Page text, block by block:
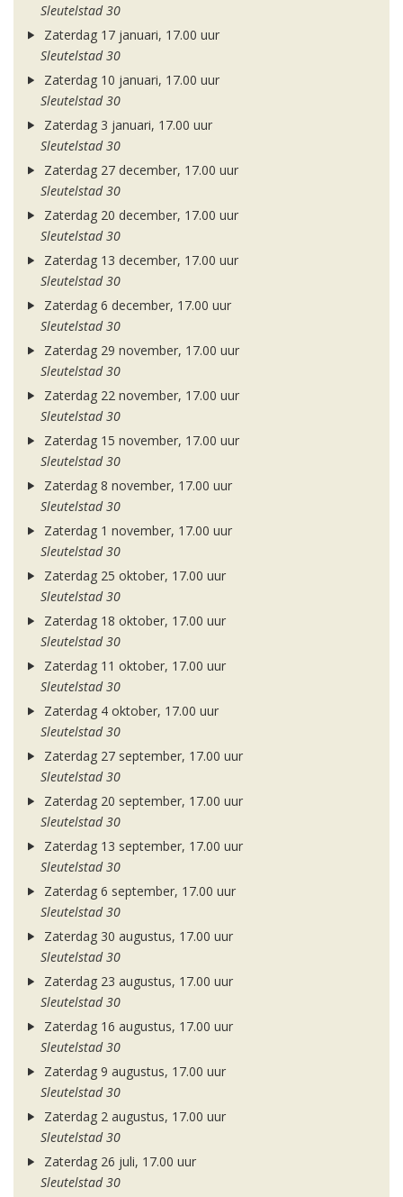
Sleutelstad 30
Zaterdag 17 januari, 17.00 uur
Sleutelstad 30
Zaterdag 10 januari, 17.00 uur
Sleutelstad 30
Zaterdag 3 januari, 17.00 uur
Sleutelstad 30
Zaterdag 27 december, 17.00 uur
Sleutelstad 30
Zaterdag 20 december, 17.00 uur
Sleutelstad 30
Zaterdag 13 december, 17.00 uur
Sleutelstad 30
Zaterdag 6 december, 17.00 uur
Sleutelstad 30
Zaterdag 29 november, 17.00 uur
Sleutelstad 30
Zaterdag 22 november, 17.00 uur
Sleutelstad 30
Zaterdag 15 november, 17.00 uur
Sleutelstad 30
Zaterdag 8 november, 17.00 uur
Sleutelstad 30
Zaterdag 1 november, 17.00 uur
Sleutelstad 30
Zaterdag 25 oktober, 17.00 uur
Sleutelstad 30
Zaterdag 18 oktober, 17.00 uur
Sleutelstad 30
Zaterdag 11 oktober, 17.00 uur
Sleutelstad 30
Zaterdag 4 oktober, 17.00 uur
Sleutelstad 30
Zaterdag 27 september, 17.00 uur
Sleutelstad 30
Zaterdag 20 september, 17.00 uur
Sleutelstad 30
Zaterdag 13 september, 17.00 uur
Sleutelstad 30
Zaterdag 6 september, 17.00 uur
Sleutelstad 30
Zaterdag 30 augustus, 17.00 uur
Sleutelstad 30
Zaterdag 23 augustus, 17.00 uur
Sleutelstad 30
Zaterdag 16 augustus, 17.00 uur
Sleutelstad 30
Zaterdag 9 augustus, 17.00 uur
Sleutelstad 30
Zaterdag 2 augustus, 17.00 uur
Sleutelstad 30
Zaterdag 26 juli, 17.00 uur
Sleutelstad 30